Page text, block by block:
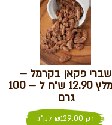
שברי פקאן בקרמל –
מומלץ 12.90 ש״ח ל – 100
גרם
רק ₪129.00 לק"ג